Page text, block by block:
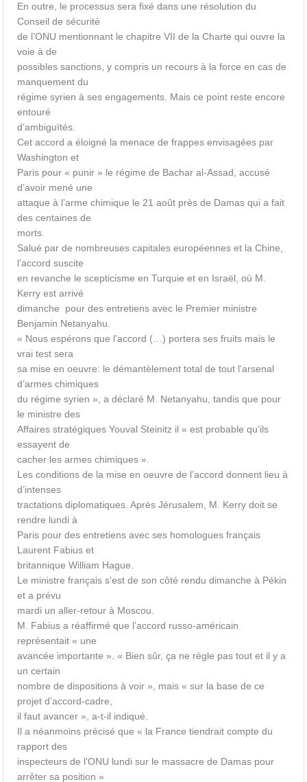
En outre, le processus sera fixé dans une résolution du
Conseil de sécurité
de l’ONU mentionnant le chapitre VII de la Charte qui ouvre la
voie à de
possibles sanctions, y compris un recours à la force en cas de
manquement du
régime syrien à ses engagements. Mais ce point reste encore
entouré
d’ambiguïtés.
Cet accord a éloigné la menace de frappes envisagées par
Washington et
Paris pour « punir » le régime de Bachar al-Assad, accusé
d’avoir mené une
attaque à l’arme chimique le 21 août près de Damas qui a fait
des centaines de
morts.
Salué par de nombreuses capitales européennes et la Chine,
l’accord suscite
en revanche le scepticisme en Turquie et en Israël, où M.
Kerry est arrivé
dimanche pour des entretiens avec le Premier ministre
Benjamin Netanyahu.
« Nous espérons que l’accord (…) portera ses fruits mais le
vrai test sera
sa mise en oeuvre: le démantèlement total de tout l’arsenal
d’armes chimiques
du régime syrien », a déclaré M. Netanyahu, tandis que pour
le ministre des
Affaires stratégiques Youval Steinitz il « est probable qu’ils
essayent de
cacher les armes chimiques ».
Les conditions de la mise en oeuvre de l’accord donnent lieu à
d’intenses
tractations diplomatiques. Après Jérusalem, M. Kerry doit se
rendre lundi à
Paris pour des entretiens avec ses homologues français
Laurent Fabius et
britannique William Hague.
Le ministre français s’est de son côté rendu dimanche à Pékin
et a prévu
mardi un aller-retour à Moscou.
M. Fabius a réaffirmé que l’accord russo-américain
représentait « une
avancée importante ». « Bien sûr, ça ne règle pas tout et il y a
un certain
nombre de dispositions à voir », mais « sur la base de ce
projet d’accord-cadre,
il faut avancer », a-t-il indiqué.
Il a néanmoins précisé que « la France tiendrait compte du
rapport des
inspecteurs de l’ONU lundi sur le massacre de Damas pour
arrêter sa position »